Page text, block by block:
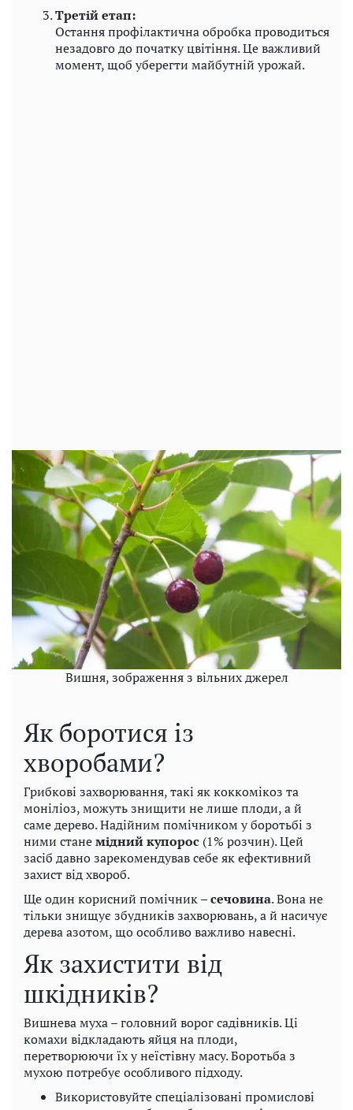
Третій етап:
Остання профілактична обробка проводиться
незадовго до початку цвітіння. Це важливий
момент, щоб уберегти майбутній урожай.
Вишня, зображення з вільних джерел
Як боротися із
хворобами?
Грибкові захворювання, такі як коккомікоз та
моніліоз, можуть знищити не лише плоди, а й
саме дерево. Надійним помічником у боротьбі з
ними станемідний купорос (1% розчин). Цей
засіб давно зарекомендував себе як ефективний
захист від хвороб.
Ще один корисний помічник –сечовина. Вона не
тільки знищує збудників захворювань, а й насичує
дерева азотом, що особливо важливо навесні.
Як захистити від
шкідників?
Вишнева муха – головний ворог садівників. Ці
комахи відкладають яйця на плоди,
перетворюючи їх у неїстівну масу. Боротьба з
мухою потребує особливого підходу.
Використовуйте спеціалізовані промислові